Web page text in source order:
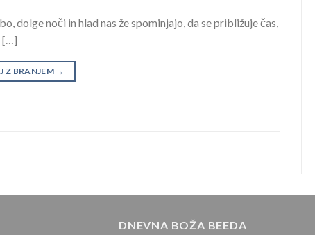
dolge noči in hlad nas že spominjajo, da se približuje čas,
[…]
Z BRANJEM →
DNEVNA BOŽA BEEDA